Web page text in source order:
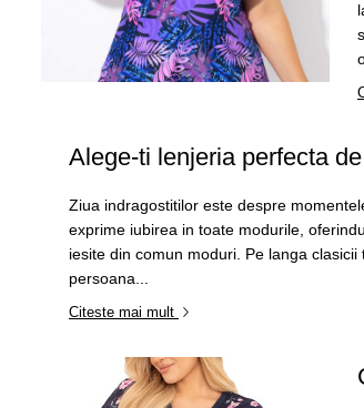
Alege-ti lenjeria perfecta
Ziua indragostitilor este despre
exprime iubirea in toate modurile,
iesite din comun moduri. Pe langa
persoana...
Citeste mai mult